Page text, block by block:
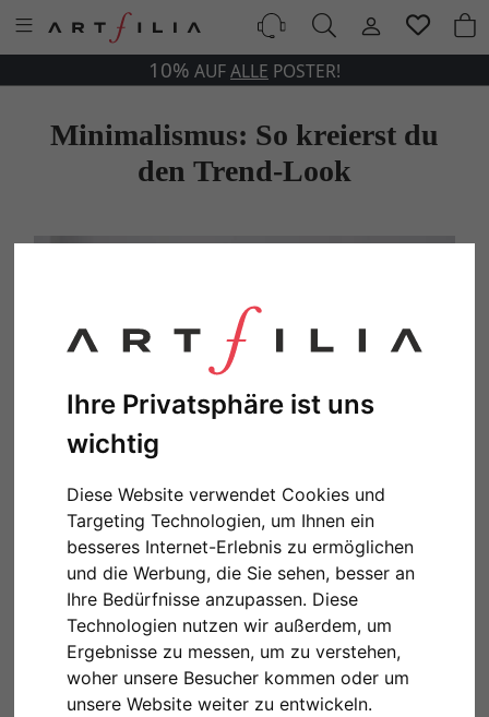
Ihre Privatsphäre ist uns
wichtig
Diese Website verwendet Cookies und
Targeting Technologien, um Ihnen ein
besseres Internet-Erlebnis zu ermöglichen
und die Werbung, die Sie sehen, besser an
Ihre Bedürfnisse anzupassen. Diese
Technologien nutzen wir außerdem, um
Ergebnisse zu messen, um zu verstehen,
woher unsere Besucher kommen oder um
unsere Website weiter zu entwickeln.
10% AUFALLE POSTER!
Minimalismus: So kreierst du
den Trend-Look
Zum Poster "On the Page No. 12"
Wie geht Minimalismus im Interior? Die
Ordnungsberaterin Marie Kondo plädiert für ein
aufgeräumtes Heim, wo sich die Einrichtung auf